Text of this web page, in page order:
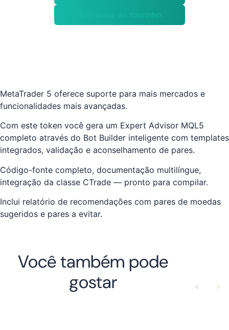
Adicionar ao carrinho
MetaTrader 5 oferece suporte para mais mercados e
funcionalidades mais avançadas.
Com este token você gera um Expert Advisor MQL5
completo através do Bot Builder inteligente com templates
integrados, validação e aconselhamento de pares.
Código-fonte completo, documentação multilíngue,
integração da classe CTrade — pronto para compilar.
Inclui relatório de recomendações com pares de moedas
sugeridos e pares a evitar.
Você também pode
gostar
Anterior